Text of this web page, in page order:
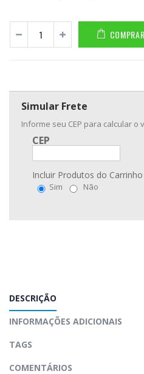
COMPRAR
Simular Frete
Informe seu CEP para calcular o
CEP
Incluir Produtos do Carrinho
Sim Não
DESCRIÇÃO
INFORMAÇÕES ADICIONAIS
TAGS
COMENTÁRIOS